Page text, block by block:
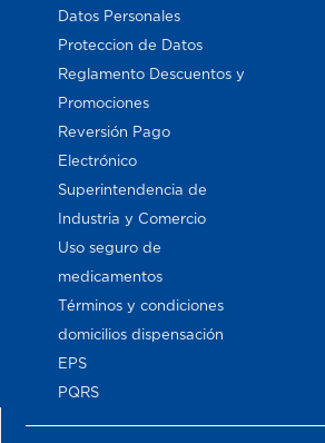
Datos Personales
Proteccion de Datos
Reglamento Descuentos y
Promociones
Reversión Pago
Electrónico
Superintendencia de
Industria y Comercio
Uso seguro de
medicamentos
Términos y condiciones
domicilios dispensación
EPS
PQRS